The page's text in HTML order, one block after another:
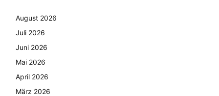
August 2026
Juli 2026
Juni 2026
Mai 2026
April 2026
März 2026